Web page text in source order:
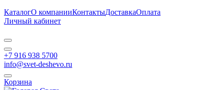
КаталогО компанииКонтактыДоставкаОплата
Личный кабинет
+7 916 938 5700
info@svet-deshevo.ru
Корзина